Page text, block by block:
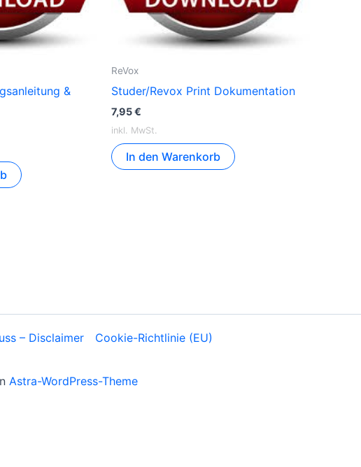
&
ReVox
Studer/Revox Print Dokumentation
7,95€
inkl. MwSt.
In den Warenkorb
– Disclaimer
Cookie-Richtlinie (EU)
Astra-WordPress-Theme